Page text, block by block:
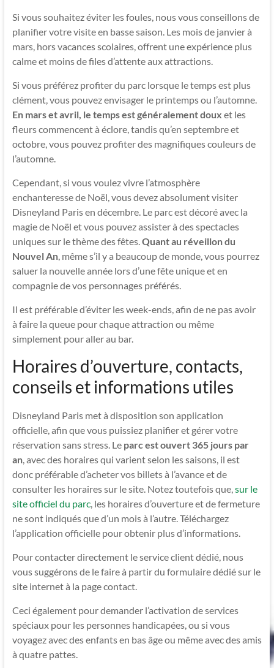
Si vous souhaitez éviter les foules, nous vous conseillons de
planifier votre visite en basse saison. Les mois de janvier à
mars, hors vacances scolaires, offrent une expérience plus
calme et moins de files d’attente aux attractions.
Si vous préférez profiter du parc lorsque le temps est plus
clément, vous pouvez envisager le printemps ou l’automne.
En mars et avril, le temps est généralement doux et les
fleurs commencent à éclore, tandis qu’en septembre et
octobre, vous pouvez profiter des magnifiques couleurs de
l’automne.
Cependant, si vous voulez vivre l’atmosphère
enchanteresse de Noël, vous devez absolument visiter
Disneyland Paris en décembre. Le parc est décoré avec la
magie de Noël et vous pouvez assister à des spectacles
uniques sur le thème des fêtes.Quant au réveillon du
Nouvel An, même s’il y a beaucoup de monde, vous pourrez
saluer la nouvelle année lors d’une fête unique et en
compagnie de vos personnages préférés.
Il est préférable d’éviter les week-ends, afin de ne pas avoir
à faire la queue pour chaque attraction ou même
simplement pour aller au bar.
Horaires d’ouverture, contacts,
conseils et informations utiles
Disneyland Paris met à disposition son application
officielle, afin que vous puissiez planifier et gérer votre
réservation sans stress. Le parc est ouvert 365 jours par
an, avec des horaires qui varient selon les saisons, il est
donc préférable d’acheter vos billets à l’avance et de
consulter les horaires sur le site. Notez toutefois que,sur le
site officiel du parc, les horaires d’ouverture et de fermeture
ne sont indiqués que d’un mois à l’autre. Téléchargez
l’application officielle pour obtenir plus d’informations.
Pour contacter directement le service client dédié, nous
vous suggérons de le faire à partir du formulaire dédié sur le
site internet à la page contact.
Ceci également pour demander l’activation de services
spéciaux pour les personnes handicapées, ou si vous
voyagez avec des enfants en bas âge ou même avec des amis
à quatre pattes.